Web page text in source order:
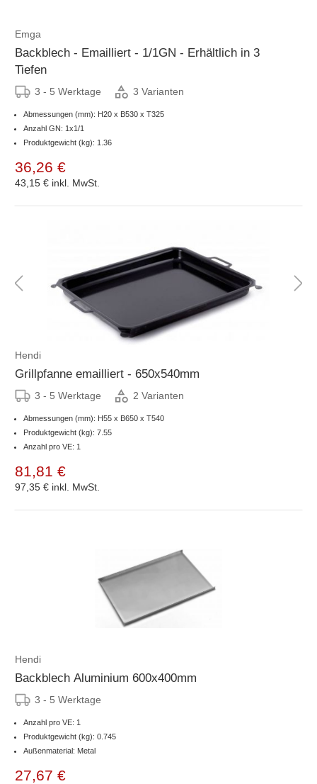
Emga
Backblech - Emailliert - 1/1GN - Erhältlich in 3
Tiefen
3 - 5 Werktage 3 Varianten
Abmessungen (mm): H20 x B530 x T325
Anzahl GN: 1x1/1
Produktgewicht (kg): 1.36
36,26 €
43,15 € inkl. MwSt.
Hendi
Grillpfanne emailliert - 650x540mm
3 - 5 Werktage 2 Varianten
Abmessungen (mm): H55 x B650 x T540
Produktgewicht (kg): 7.55
Anzahl pro VE: 1
81,81 €
97,35 € inkl. MwSt.
Hendi
Backblech Aluminium 600x400mm
3 - 5 Werktage
Anzahl pro VE: 1
Produktgewicht (kg): 0.745
Außenmaterial: Metal
27,67 €